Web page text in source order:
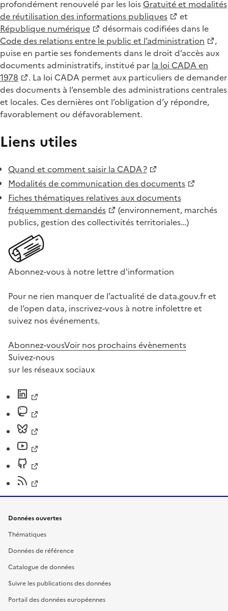
profondément renouvelé par les loisGratuité et modalités
de réutilisation des informations publiques
et
République numérique
désormais codifiées dans le
Code des relations entre le public et l’administration
,
puise en partie ses fondements dans le droit d’accès aux
documents administratifs, institué par la loi CADA en
1978
. La loi CADA permet aux particuliers de demander
des documents à l’ensemble des administrations centrales
et locales. Ces dernières ont l’obligation d’y répondre,
favorablement ou défavorablement.
Liens utiles
Quand et comment saisir la CADA ?
Modalités de communication des documents
Fiches thématiques relatives aux documents
fréquemment demandés
(environnement, marchés
publics, gestion des collectivités territoriales…)
Abonnez-vous à notre lettre d'information
Pour ne rien manquer de l’actualité de data.gouv.fr et
de l’open data, inscrivez-vous à notre infolettre et
suivez nos événements.
Abonnez-vousVoir nos prochains évènements
Suivez-nous
sur les réseaux sociaux
Données ouvertes
Thématiques
Données de référence
Catalogue de données
Suivre les publications des données
Portail des données européennes